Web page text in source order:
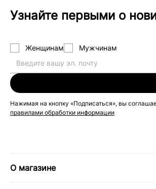
Узнайте первыми о
Женщинам Мужчинам
Нажимая на кнопку «Подписаться», вы
правилами обработки информации
О магазине